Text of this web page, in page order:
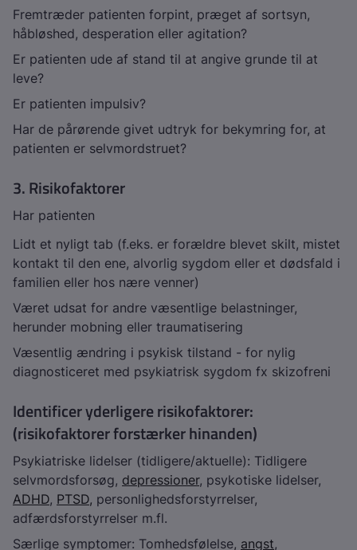
Fremtræder patienten forpint, præget af sortsyn,
håbløshed, desperation eller agitation?
Er patienten ude af stand til at angive grunde til at
leve?
Er patienten impulsiv?
Har de pårørende givet udtryk for bekymring for, at
patienten er selvmordstruet?
3. Risikofaktorer
Har patienten
Lidt et nyligt tab (f.eks. er forældre blevet skilt, mistet
kontakt til den ene, alvorlig sygdom eller et dødsfald i
familien eller hos nære venner)
Været udsat for andre væsentlige belastninger,
herunder mobning eller traumatisering
Væsentlig ændring i psykisk tilstand - for nylig
diagnosticeret med psykiatrisk sygdom fx skizofreni
Identificer yderligere risikofaktorer:
(risikofaktorer forstærker hinanden)
Psykiatriske lidelser (tidligere/aktuelle): Tidligere
selvmordsforsøg, depressioner, psykotiske lidelser,
ADHD, PTSD, personlighedsforstyrrelser,
adfærdsforstyrrelser m.fl.
Særlige symptomer: Tomhedsfølelse, angst,